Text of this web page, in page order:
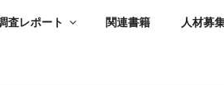
査レポート 関連書籍 人材募